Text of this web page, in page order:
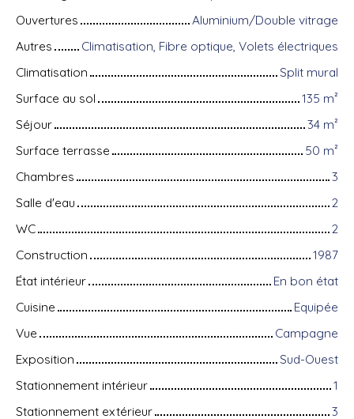
Ouvertures
Aluminium/Double vitrage
Autres
Climatisation, Fibre optique, Volets électriques
Climatisation
Split mural
Surface au sol
135 m²
Séjour
34 m²
Surface terrasse
50 m²
Chambres
3
Salle d'eau
2
WC
2
Construction
1987
État intérieur
En bon état
Cuisine
Equipée
Vue
Campagne
Exposition
Sud-Ouest
Stationnement intérieur
1
Stationnement extérieur
3